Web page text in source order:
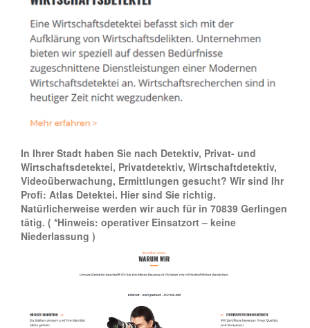
In Ihrer Stadt haben Sie nach Detektiv, Privat- und
Wirtschaftsdetektei, Privatdetektiv, Wirtschaftdetektiv,
Videoüberwachung, Ermittlungen gesucht? Wir sind Ihr
Profi: Atlas Detektei. Hier sind Sie richtig.
Natürlicherweise werden wir auch für in 70839 Gerlingen
tätig. ( *Hinweis: operativer Einsatzort – keine
Niederlassung )